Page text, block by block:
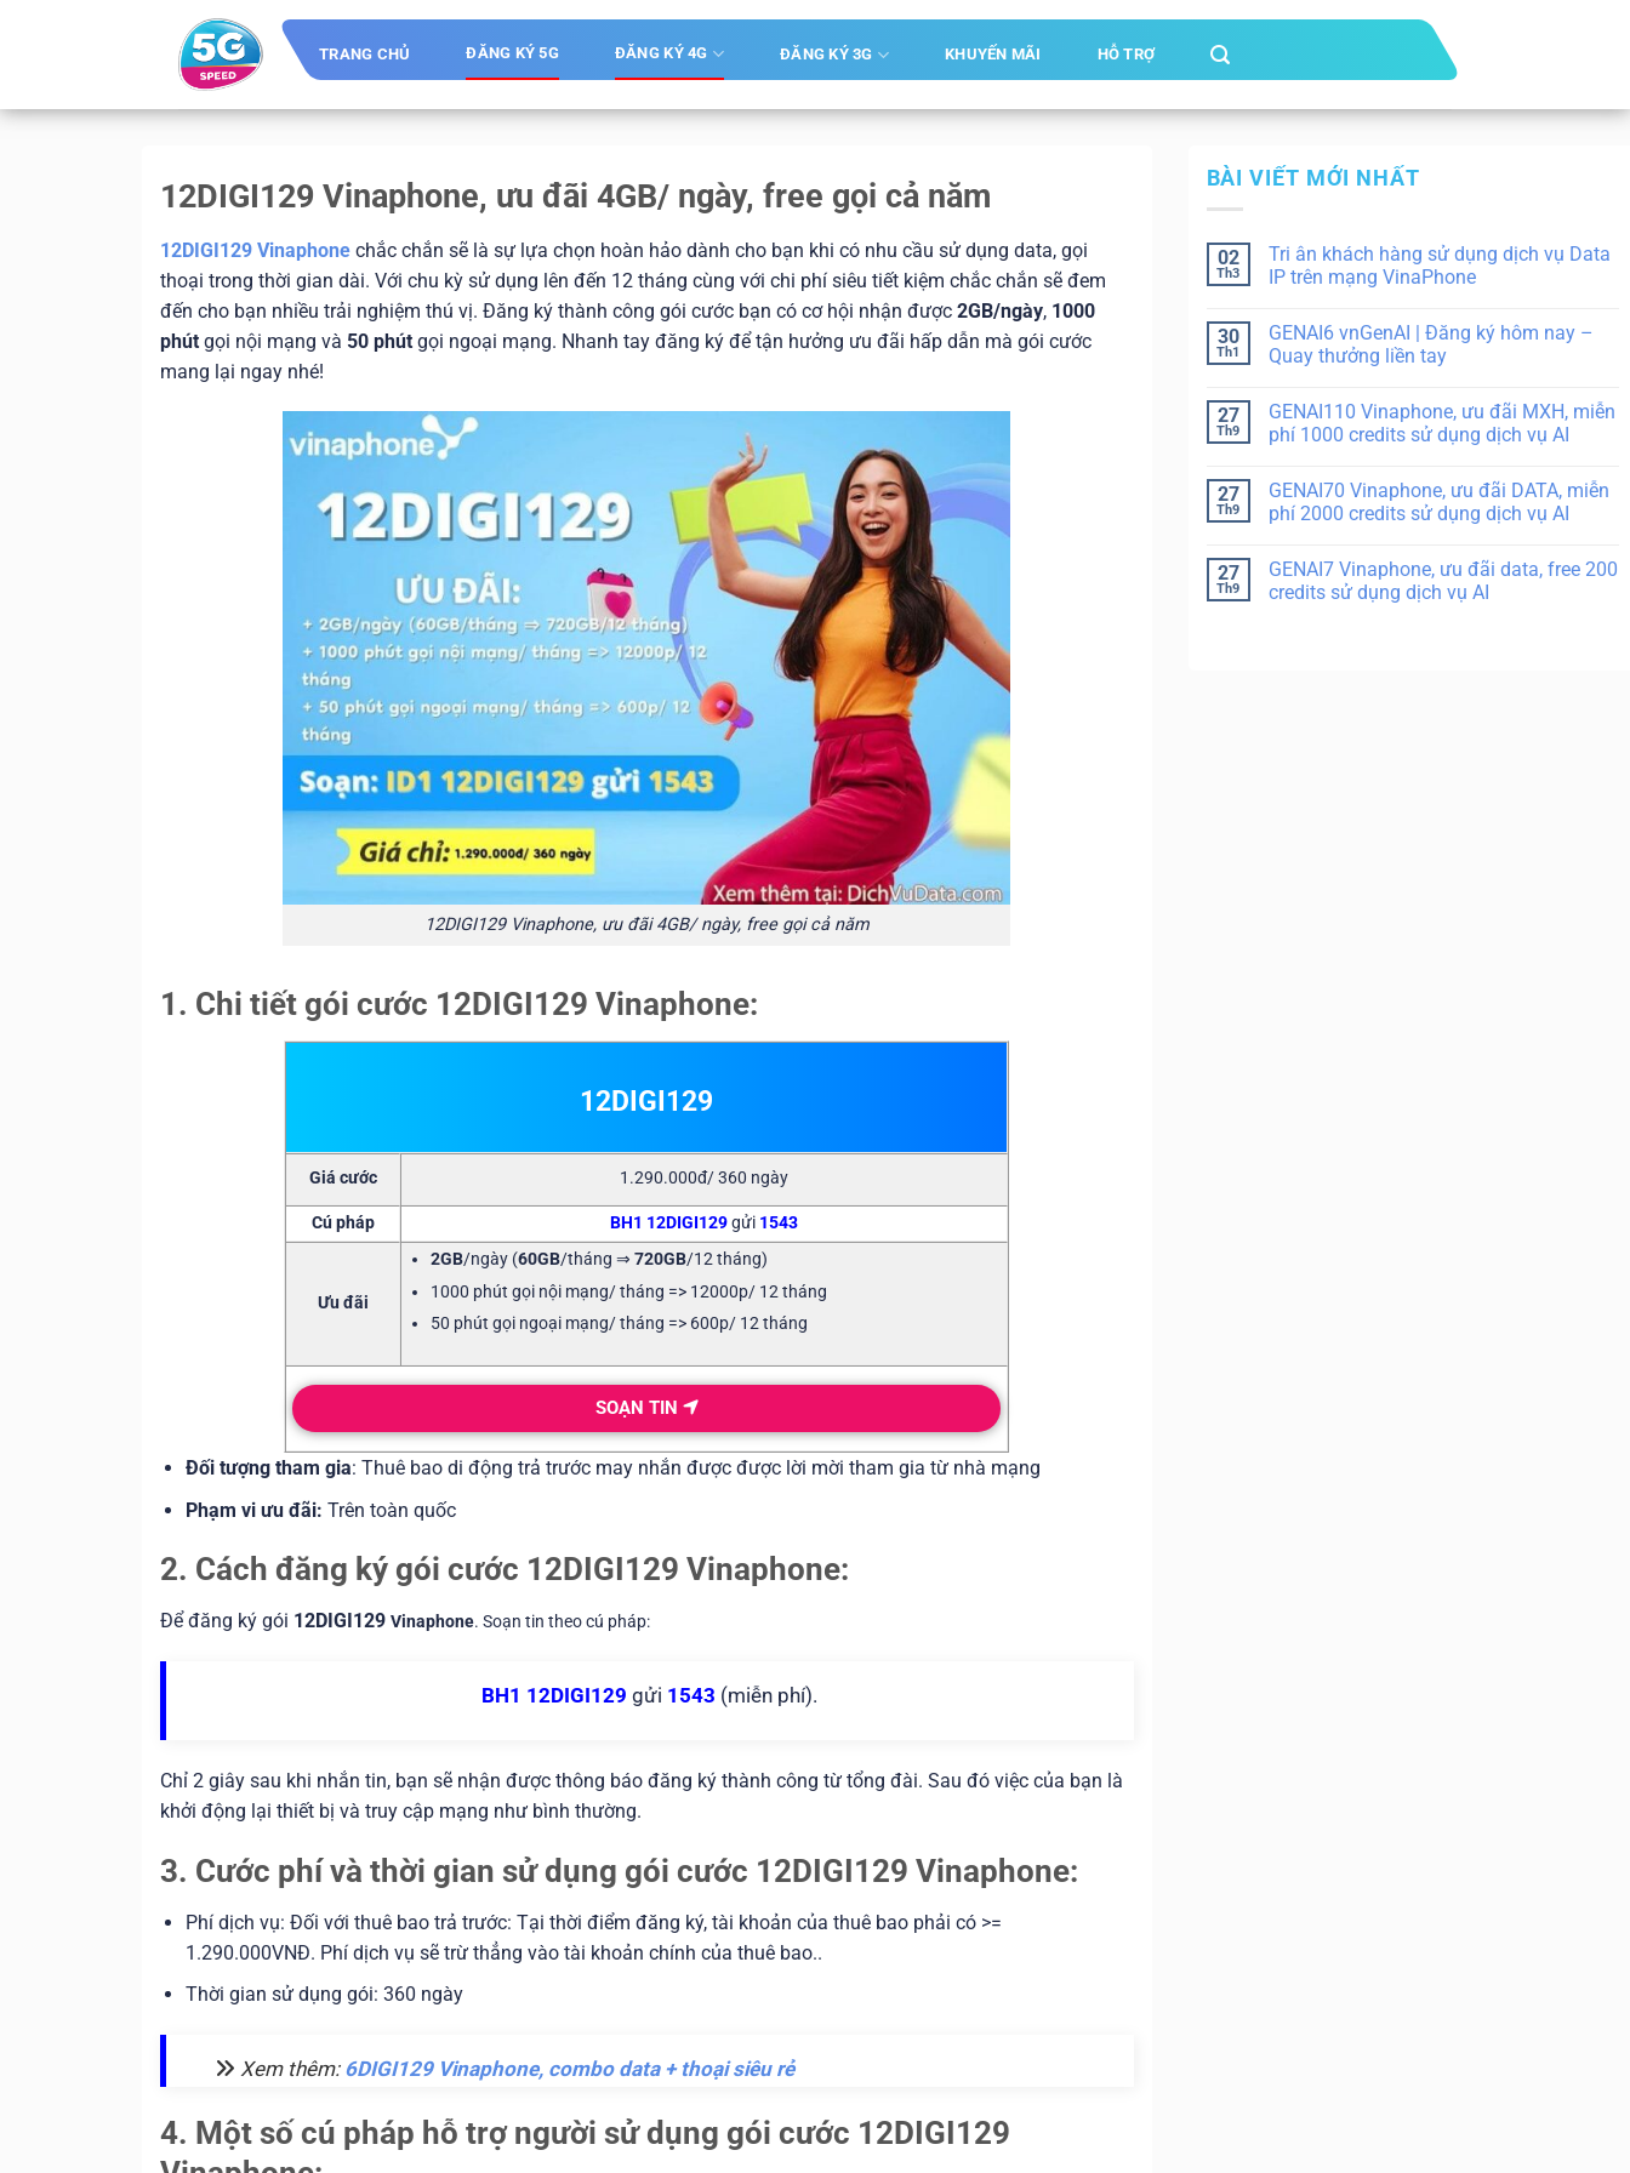
TRANG CHỦ ĐĂNG KÝ 5G ĐĂNG KÝ 4G ĐĂNG KÝ 3G KHUYẾN MÃI HỖ TRỢ
12DIGI129 Vinaphone, ưu đãi 4GB/ ngày, free gọi cả năm
12DIGI129 Vinaphone chắc chắn sẽ là sự lựa chọn hoàn hảo dành cho bạn khi có nhu cầu sử dụng data, gọi
thoại trong thời gian dài. Với chu kỳ sử dụng lên đến 12 tháng cùng với chi phí siêu tiết kiệm chắc chắn sẽ đem
đến cho bạn nhiều trải nghiệm thú vị. Đăng ký thành công gói cước bạn có cơ hội nhận được 2GB/ngày, 1000
phút gọi nội mạng và 50 phút gọi ngoại mạng. Nhanh tay đăng ký để tận hưởng ưu đãi hấp dẫn mà gói cước
mang lại ngay nhé!
12DIGI129 Vinaphone, ưu đãi 4GB/ ngày, free gọi cả năm
1. Chi tiết gói cước 12DIGI129 Vinaphone:
12DIGI129
Giá cước 1.290.000đ/ 360 ngày
Cú pháp BH1 12DIGI129gửi 1543
Ưu đãi
2GB/ngày (60GB/tháng ⇒ 720GB/12 tháng)
1000 phút gọi nội mạng/ tháng => 12000p/ 12 tháng
50 phút gọi ngoại mạng/ tháng => 600p/ 12 tháng
SOẠN TIN
Đối tượng tham gia: Thuê bao di động trả trước may nhắn được được lời mời tham gia từ nhà mạng
Phạm vi ưu đãi: Trên toàn quốc
2. Cách đăng ký gói cước 12DIGI129 Vinaphone:
Để đăng ký gói 12DIGI129 Vinaphone. Soạn tin theo cú pháp:
BH1 12DIGI129gửi 1543 (miễn phí).
Chỉ 2 giây sau khi nhắn tin, bạn sẽ nhận được thông báo đăng ký thành công từ tổng đài. Sau đó việc của bạn là
khởi động lại thiết bị và truy cập mạng như bình thường.
3. Cước phí và thời gian sử dụng gói cước 12DIGI129 Vinaphone:
Phí dịch vụ: Đối với thuê bao trả trước: Tại thời điểm đăng ký, tài khoản của thuê bao phải có >=
1.290.000VNĐ. Phí dịch vụ sẽ trừ thẳng vào tài khoản chính của thuê bao..
Thời gian sử dụng gói: 360 ngày
Xem thêm: 6DIGI129 Vinaphone, combo data + thoại siêu rẻ
4. Một số cú pháp hỗ trợ người sử dụng gói cước 12DIGI129
BÀI VIẾT MỚI NHẤT
02
Th3
Tri ân khách hàng sử dụng dịch vụ Data
IP trên mạng VinaPhone
30
Th1
GENAI6 vnGenAI | Đăng ký hôm nay –
Quay thưởng liền tay
27
Th9
GENAI110 Vinaphone, ưu đãi MXH, miễn
phí 1000 credits sử dụng dịch vụ AI
27
Th9
GENAI70 Vinaphone, ưu đãi DATA, miễn
phí 2000 credits sử dụng dịch vụ AI
27
Th9
GENAI7 Vinaphone, ưu đãi data, free 200
credits sử dụng dịch vụ AI